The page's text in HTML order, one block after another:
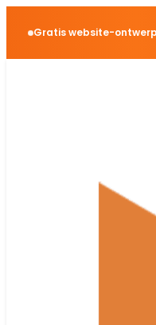
Gratis website-